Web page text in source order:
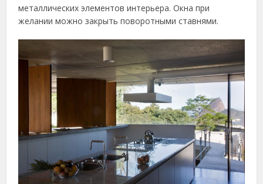
металлических элементов интерьера. Окна при
желании можно закрыть поворотными ставнями.